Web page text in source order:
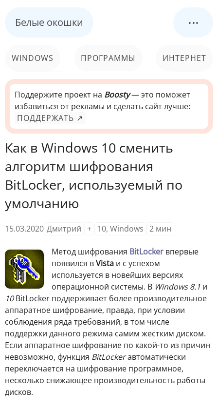
Белые окошки ...
WINDOWS ПРОГРАММЫ ИНТЕРНЕТ
КОМПЬЮТЕР
СИСТЕМА
Поддержите проект на Boosty— это поможет
избавиться от рекламы и сделать сайт лучше:
ПОДДЕРЖАТЬ ↗
Как в Windows 10 сменить
алгоритм шифрования
BitLocker, используемый по
умолчанию
15.03.2020 Дмитрий + 10, Windows 2 мин
Метод шифрования BitLocker впервые
появился вVista и с успехом
используется в новейших версиях
операционной системы. В Windows 8.1 и
10BitLocker поддерживает более производительное
аппаратное шифрование, правда, при условии
соблюдения ряда требований, в том числе
поддержки данного режима самим жестким диском.
Если аппаратное шифрование по какой-то из причин
невозможно, функция BitLockerавтоматически
переключается на шифрование программное,
несколько снижающее производительность работы
дисков.